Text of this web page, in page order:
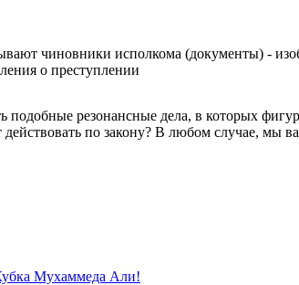
о преступлении
подобные резонансные дела, в которых
по закону? В любом случае, мы
Мухаммеда Али!